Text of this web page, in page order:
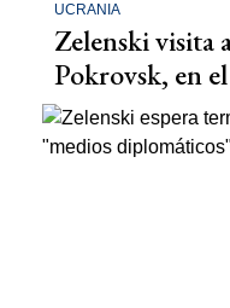
UCRANIA
Zelenski visita
Pokrovsk, en